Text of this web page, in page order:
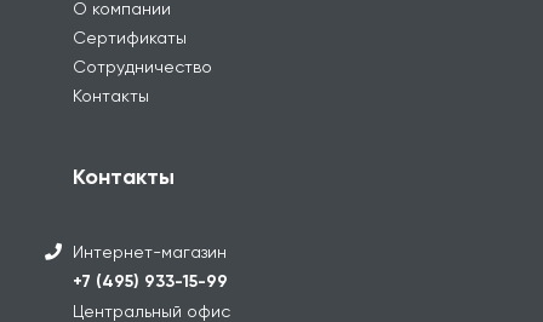
О компании
Сертификаты
Сотрудничество
Контакты
Контакты
Интернет-магазин
+7 (495) 933-15-99
Центральный офис